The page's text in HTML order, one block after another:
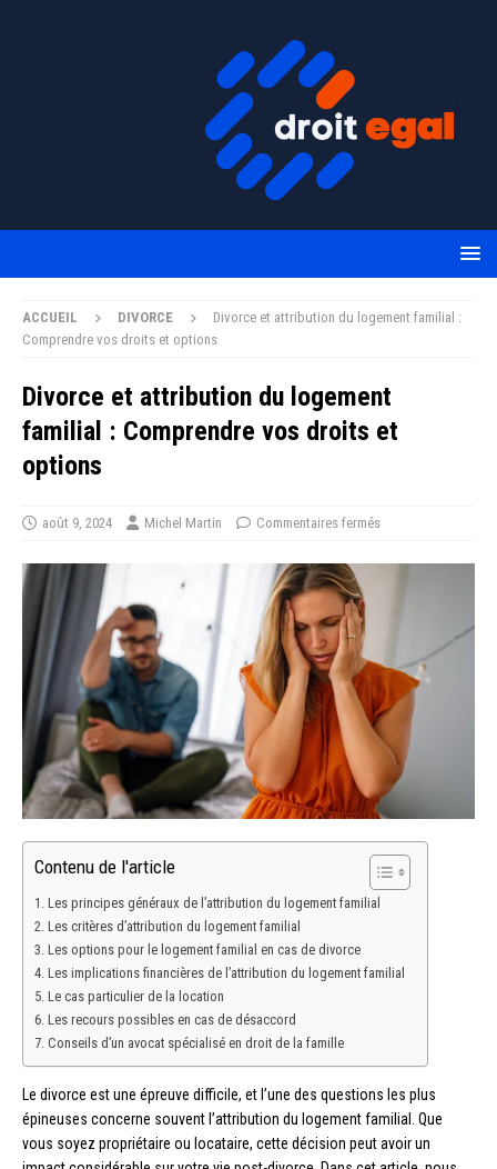
ACCUEIL DIVORCE
Divorce et attribution du logement familial :
Comprendre vos droits et options
Divorce et attribution du logement
familial : Comprendre vos droits et
options
août 9, 2024 Michel Martin Commentaires fermés
Contenu de l'article
Les principes généraux de l’attribution du logement familial
Les critères d’attribution du logement familial
Les options pour le logement familial en cas de divorce
Les implications financières de l’attribution du logement familial
Le cas particulier de la location
Les recours possibles en cas de désaccord
Conseils d’un avocat spécialisé en droit de la famille
Le divorce est une épreuve difficile, et l’une des questions les plus
épineuses concerne souvent l’attribution du logement familial. Que
vous soyez propriétaire ou locataire, cette décision peut avoir un